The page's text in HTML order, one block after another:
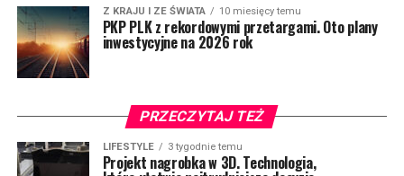
Z KRAJU I ZE ŚWIATA 10 miesięcy temu
PKP PLK z rekordowymi przetargami. Oto plany
inwestycyjne na 2026 rok
PRZECZYTAJ TEŻ
LIFESTYLE 3 tygodnie temu
Projekt nagrobka w 3D. Technologia,